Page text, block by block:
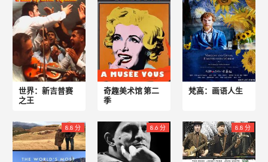
世界：新吉普赛
之王
奇趣美术馆 第二
季
梵高：画语人生
8.8 分 8.6 分 8.8 分